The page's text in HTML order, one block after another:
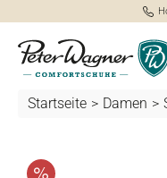
springen
Startseite > Damen >
Bildergalerie